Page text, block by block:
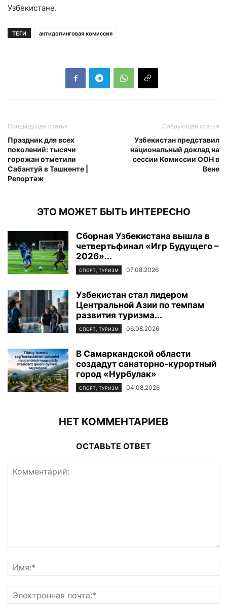
Узбекистане.
ТЕГИ антидопинговая комиссия
Предыдущая статья
Праздник для всех
поколений: тысячи
горожан отметили
Сабантуй в Ташкенте |
Репортаж
Следующая статья
Узбекистан представил
национальный доклад на
сессии Комиссии ООН в
Вене
ЭТО МОЖЕТ БЫТЬ ИНТЕРЕСНО
Сборная Узбекистана вышла в
четвертьфинал «Игр Будущего –
2026»...
СПОРТ, ТУРИЗМ 07.08.2026
Узбекистан стал лидером
Центральной Азии по темпам
развития туризма...
СПОРТ, ТУРИЗМ 06.08.2026
В Самаркандской области
создадут санаторно-курортный
город «Нурбулак»
СПОРТ, ТУРИЗМ 04.08.2026
НЕТ КОММЕНТАРИЕВ
ОСТАВЬТЕ ОТВЕТ